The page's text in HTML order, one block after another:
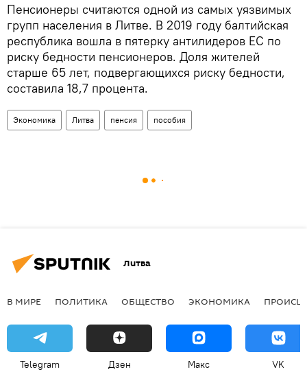
Пенсионеры считаются одной из самых уязвимых
групп населения в Литве. В 2019 году балтийская
республика вошла в пятерку антилидеров ЕС по
риску бедности пенсионеров. Доля жителей
старше 65 лет, подвергающихся риску бедности,
составила 18,7 процента.
Экономика Литва пенсия пособия
Литва
В МИРЕ ПОЛИТИКА ОБЩЕСТВО ЭКОНОМИКА
Telegram Дзен Макс VK